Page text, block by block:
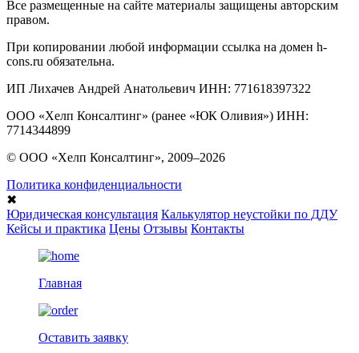
Все размещенные на сайте материалы защищены авторским
правом.
При копировании любой информации ссылка на домен h-
cons.ru обязательна.
ИП Лихачев Андрей Анатольевич ИНН: 771618397322
ООО «Хелп Консалтинг» (ранее «ЮК Оливия») ИНН:
7714344899
© ООО «Хелп Консалтинг», 2009–2026
Политика конфиденциальности
✖
Юридическая консультация Калькулятор неустойки по ДДУ
Кейсы и практика Цены Отзывы Контакты
Главная
Оставить заявку